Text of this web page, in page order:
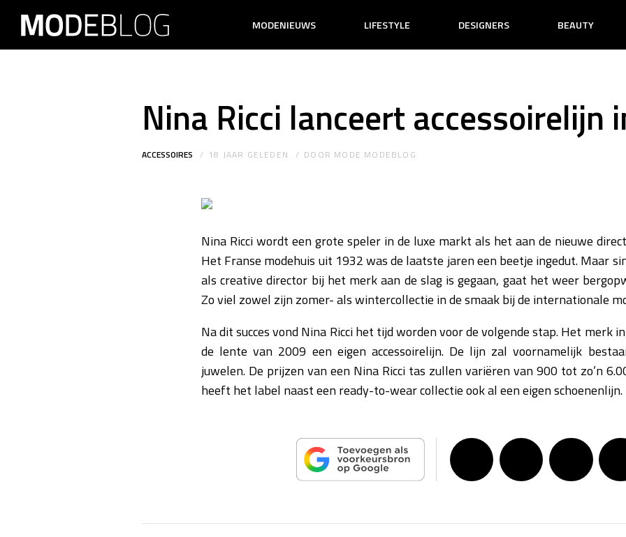
MODENIEUWS LIFESTYLE DESIGNERS BEAUTY
Nina Ricci lanceert accessoirelijn
ACCESSOIRES 18 JAAR GELEDEN DOOR MODE MODEBLOG
Nina Ricci wordt een grote speler in de luxe markt als het aan de nieuwe
Het Franse modehuis uit 1932 was de laatste jaren een beetje ingedut. Maar
als creative director bij het merk aan de slag is gegaan, gaat het weer
Zo viel zowel zijn zomer- als wintercollectie in de smaak bij de internationale
Na dit succes vond Nina Ricci het tijd worden voor de volgende stap. Het merk
de lente van 2009 een eigen accessoirelijn. De lijn zal voornamelijk
juwelen. De prijzen van een Nina Ricci tas zullen variëren van 900 tot zo’n
heeft het label naast een ready-to-wear collectie ook al een eigen schoenenlijn.